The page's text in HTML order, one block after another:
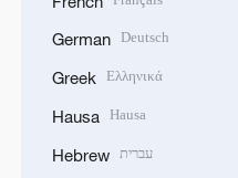
German Deutsch
Greek Ελληνικά
Hausa Hausa
Hebrew עברית